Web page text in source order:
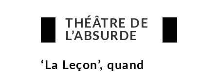
THÉÂTRE DE
L’ABSURDE
‘La Leçon’, quand